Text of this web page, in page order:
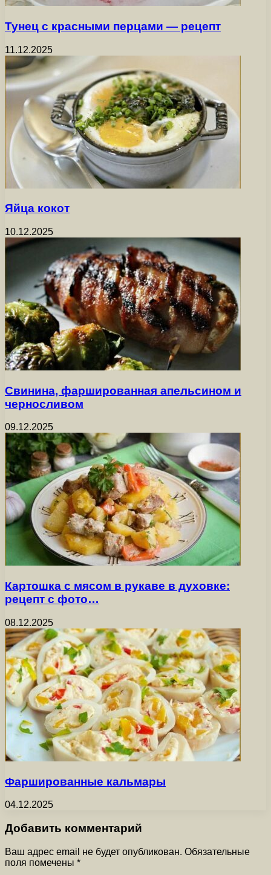
Тунец с красными перцами — рецепт
11.12.2025
Яйца кокот
10.12.2025
Свинина, фаршированная апельсином и
черносливом
09.12.2025
Картошка с мясом в рукаве в духовке:
рецепт с фото…
08.12.2025
Фаршированные кальмары
04.12.2025
Добавить комментарий
Ваш адрес email не будет опубликован. Обязательные
поля помечены *